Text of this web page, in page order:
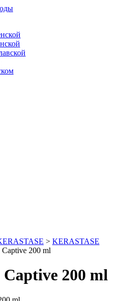
> KERASTASE
200 ml
200 ml